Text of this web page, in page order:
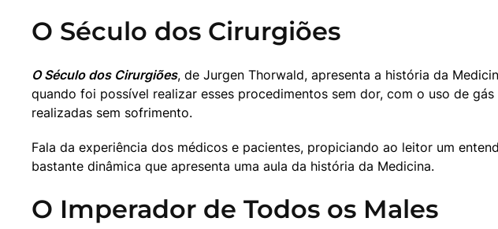
O Século dos Cirurgiões
O Século dos Cirurgiões, de Jurgen Thorwald, apresenta a história da
quando foi possível realizar esses procedimentos sem dor, com o uso de
realizadas sem sofrimento.
Fala da experiência dos médicos e pacientes, propiciando ao leitor um
bastante dinâmica que apresenta uma aula da história da Medicina.
O Imperador de Todos os Males